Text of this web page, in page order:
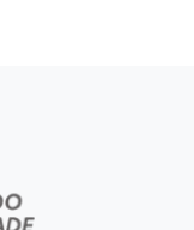
relatam
da Finep,